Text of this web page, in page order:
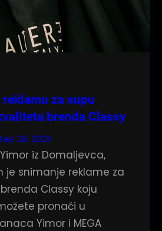
za supu
brenda Classy
29, 2023
iz Domaljevca,
je snimanje reklame za
Classy koju
pronaći u
Yimor i MEGA